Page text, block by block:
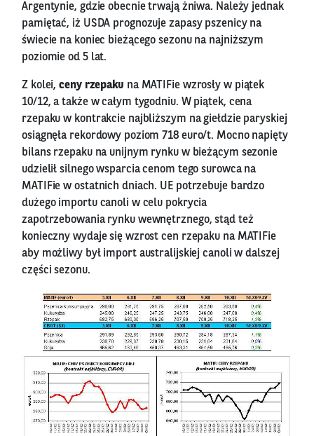
Argentynie, gdzie obecnie trwają żniwa. Należy jednak
pamiętać, iż USDA prognozuje zapasy pszenicy na
świecie na koniec bieżącego sezonu na najniższym
poziomie od 5 lat.
Z kolei,ceny rzepaku na MATIFie wzrosły w piątek
10/12, a także w całym tygodniu. W piątek, cena
rzepaku w kontrakcie najbliższym na giełdzie paryskiej
osiągnęła rekordowy poziom 718 euro/t. Mocno napięty
bilans rzepaku na unijnym rynku w bieżącym sezonie
udzielił silnego wsparcia cenom tego surowca na
MATIFie w ostatnich dniach. UE potrzebuje bardzo
dużego importu canoli w celu pokrycia
zapotrzebowania rynku wewnętrznego, stąd też
konieczny wydaje się wzrost cen rzepaku na MATIFie
aby możliwy był import australijskiej canoli w dalszej
części sezonu.